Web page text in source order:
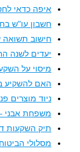
איפה כדאי לחסוך
חשבון עו"ש
חישוב תשואה על
יעדים לשנה החדשה
מיסוי על השקעות
האם להשקיע
ניוד מוצרים
משפחת אבני –
תיק השקעות
מסלולי הביטוח